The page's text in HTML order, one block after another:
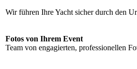
Wir führen Ihre Yacht sicher durch den
Fotos von Ihrem Event
Team von engagierten, professionellen